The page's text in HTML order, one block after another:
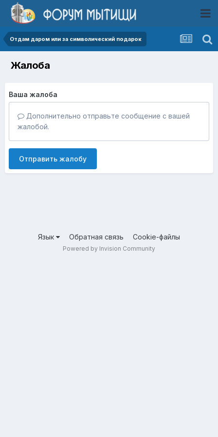
Отдам даром или за символический подарок
Жалоба
Ваша жалоба
Дополнительно отправьте сообщение с вашей
жалобой.
Отправить жалобу
Язык Обратная связь Cookie-файлы
Powered by Invision Community